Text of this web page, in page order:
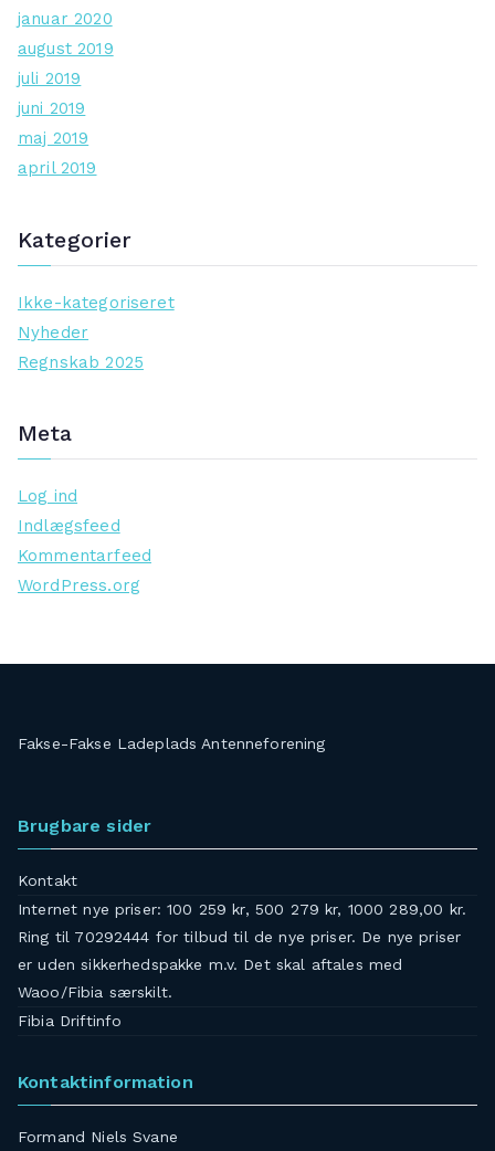
januar 2020
august 2019
juli 2019
juni 2019
maj 2019
april 2019
Kategorier
Ikke-kategoriseret
Nyheder
Regnskab 2025
Meta
Log ind
Indlægsfeed
Kommentarfeed
WordPress.org
Fakse-Fakse Ladeplads Antenneforening
Brugbare sider
Kontakt
Internet nye priser: 100 259 kr, 500 279 kr, 1000 289,00 kr.
Ring til 70292444 for tilbud til de nye priser. De nye priser
er uden sikkerhedspakke m.v. Det skal aftales med
Waoo/Fibia særskilt.
Fibia Driftinfo
Kontaktinformation
Formand Niels Svane